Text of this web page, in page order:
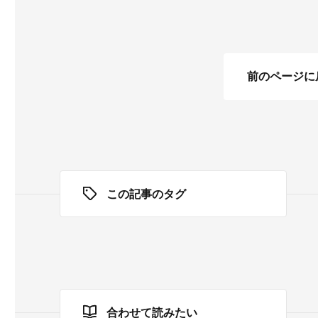
前のページに
この記事のタグ
合わせて読みたい